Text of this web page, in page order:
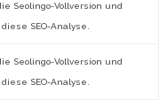
Seolingo-Vollversion und
SEO-Analyse.
Seolingo-Vollversion und
SEO-Analyse.